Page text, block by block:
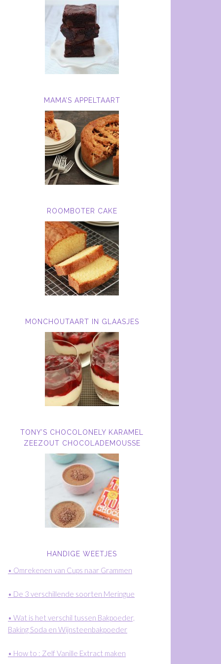
MAMA’S APPELTAART
ROOMBOTER CAKE
MONCHOUTAART IN GLAASJES
TONY’S CHOCOLONELY KARAMEL
ZEEZOUT CHOCOLADEMOUSSE
HANDIGE WEETJES
• Omrekenen van Cups naar Grammen
• De 3 verschillende soorten Meringue
• Wat is het verschil tussen Bakpoeder,
Baking Soda en Wijnsteenbakpoeder
• How to : Zelf Vanille Extract maken